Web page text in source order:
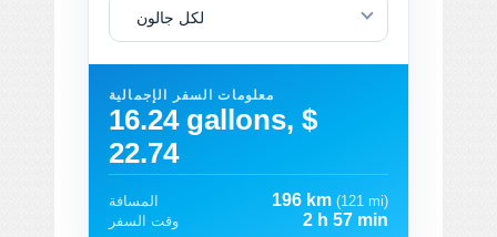
لكل جالون
معلومات السفر الإجمالية
16.24 gallons, $
22.74
المسافة 196 km (121 mi)
وقت السفر
2 h 57 min